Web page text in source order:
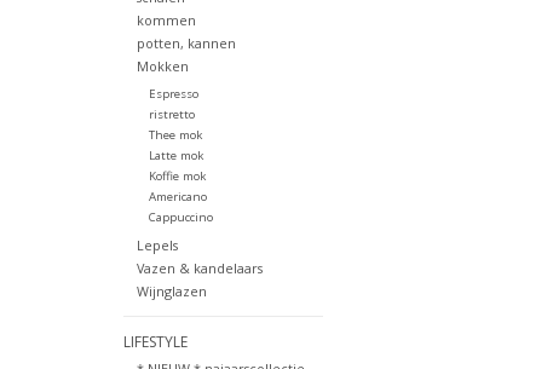
kommen
potten, kannen
Mokken
Espresso
ristretto
Thee mok
Latte mok
Koffie mok
Americano
Cappuccino
Lepels
Vazen & kandelaars
Wijnglazen
LIFESTYLE